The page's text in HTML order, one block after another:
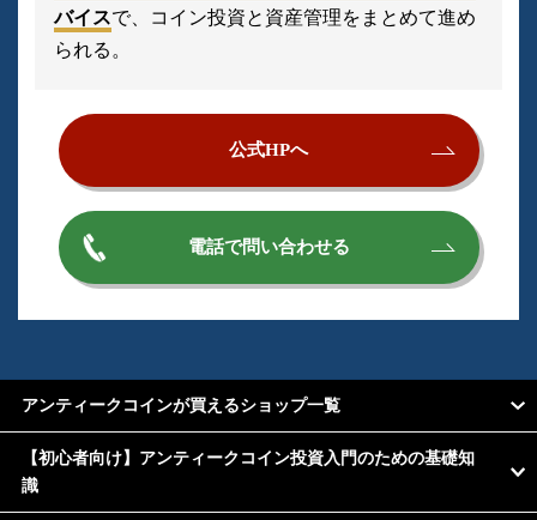
バイスで、コイン投資と資産管理をまとめて進め
られる。
公式HPへ
電話で問い合わせる
アンティークコインが買えるショップ一覧
【初心者向け】アンティークコイン投資入門のための基礎知
識